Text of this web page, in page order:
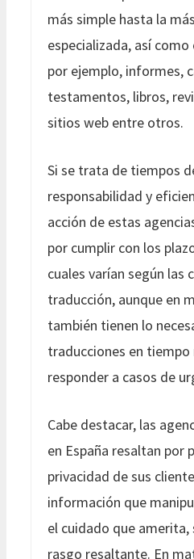
más simple hasta la
especializada, así
por ejemplo, informes,
testamentos, libros,
sitios web entre otros.
Si se trata de tiempos
responsabilidad y
acción de estas
por cumplir con los
cuales varían según las
traducción, aunque en
también tienen lo
traducciones en tiempo
responder a casos de
Cabe destacar, las
en España resaltan por
privacidad de sus
información que
el cuidado que
rasgo resaltante. En